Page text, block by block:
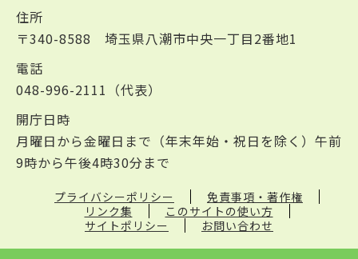
住所
〒340-8588 埼玉県八潮市中央一丁目2番地1
電話
048-996-2111（代表）
開庁日時
月曜日から金曜日まで（年末年始・祝日を除く）午前
9時から午後4時30分まで
プライバシーポリシー
免責事項・著作権
リンク集
このサイトの使い方
サイトポリシー
お問い合わせ